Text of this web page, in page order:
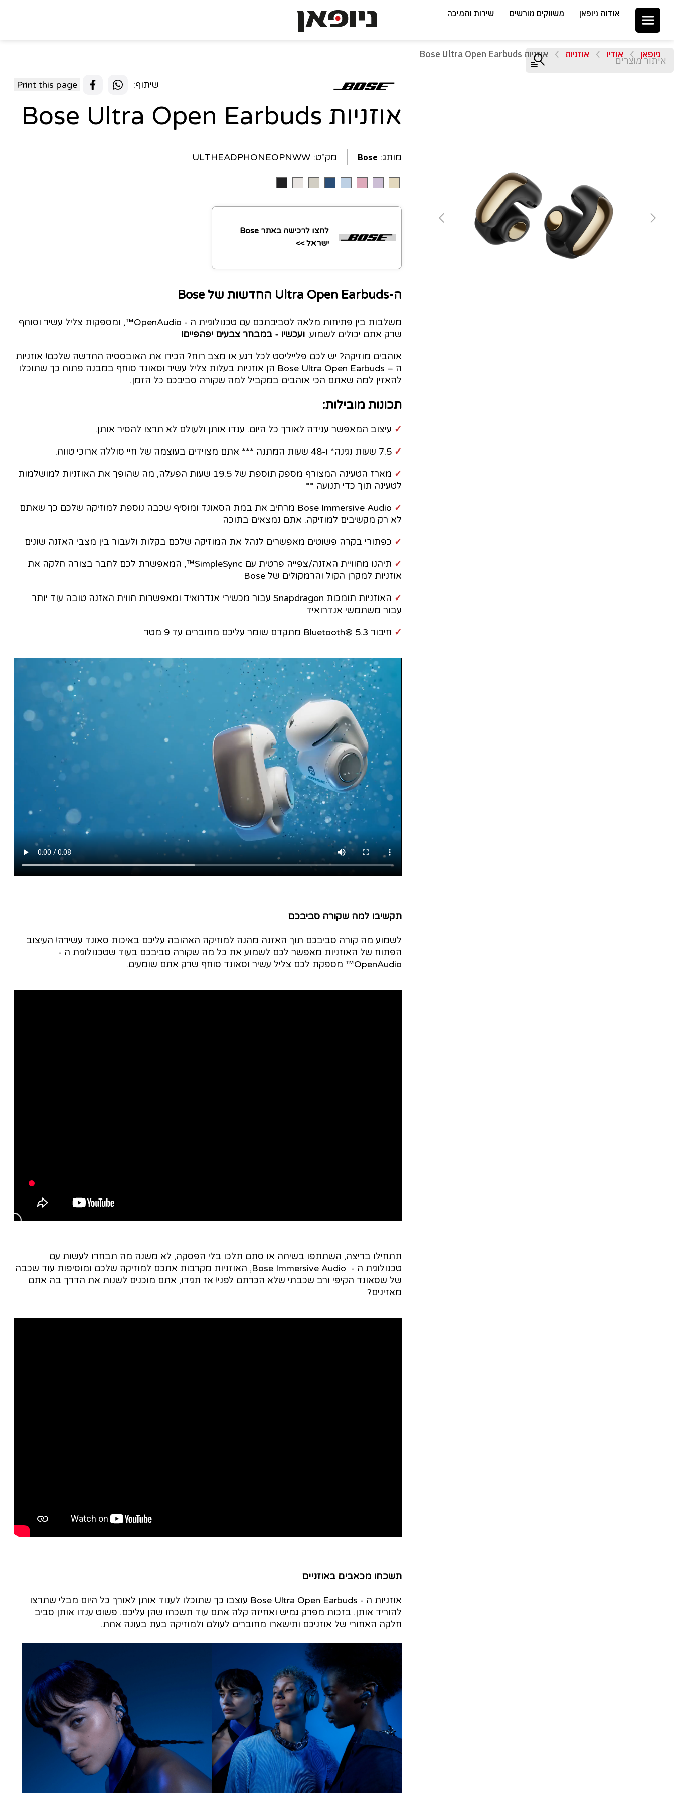
אודות ניופאן משווקים מורשים שירות ותמיכה
ניופאן אודיו אוזניות אוזניות Bose Ultra Open Earbuds
שיתוף: Print this page
אוזניות Bose Ultra Open Earbuds
מותג: Bose מק"ט: ULTHEADPHONEOPNWW
לחצו לרכישה באתר Bose
ישראל >>
ה-Ultra Open Earbuds החדשות של Bose
משלבות בין פתיחות מלאה לסביבתכם עם טכנולוגיית ה - OpenAudio™, ומספקות צליל עשיר וסוחף
שרק אתם יכולים לשמוע. ועכשיו - במבחר צבעים יפהפיים!
אוהבים מוזיקה? יש לכם פלייליסט לכל רגע או מצב רוח? הכירו את האובססיה החדשה שלכם! אוזניות
ה – Bose Ultra Open Earbuds הן אוזניות בעלות צליל עשיר וסאונד סוחף במבנה פתוח כך שתוכלו
להאזין למה שאתם הכי אוהבים במקביל למה שקורה סביבכם כל הזמן.
תכונות מובילות:
✓ עיצוב המאפשר ענידה לאורך כל היום. ענדו אותן ולעולם לא תרצו להסיר אותן.
✓ 7.5 שעות נגינה* ו-48 שעות המתנה *** אתם מצוידים בעוצמה של חיי סוללה ארוכי טווח.
✓
מארז הטעינה המצורף מספק תוספת של 19.5 שעות הפעלה, מה שהופך את האוזניות למושלמות
לטעינה תוך כדי תנועה **
✓
Bose Immersive Audio מרחיב את במת הסאונד ומוסיף שכבה נוספת למוזיקה שלכם כך שאתם
לא רק מקשיבים למוזיקה. אתם נמצאים בתוכה
✓ כפתורי בקרה פשוטים מאפשרים לנהל את המוזיקה שלכם בקלות ולעבור בין מצבי האזנה שונים
✓
תיהנו מחוויית האזנה/צפייה פרטית עם SimpleSync™, המאפשרת לכם לחבר בצורה חלקה את
אוזניות למקרן הקול והרמקולים של Bose
✓
האוזניות תומכות Snapdragon עבור מכשירי אנדרואיד ומאפשרות חווית האזנה טובה עוד יותר
עבור משתמשי אנדרואיד
✓ חיבור Bluetooth® 5.3 מתקדם שומר עליכם מחוברים עד 9 מטר
תקשיבו למה שקורה סביבכם
לשמוע מה קורה סביבכם תוך האזנה מהנה למוזיקה האהובה עליכם באיכות סאונד עשירה! העיצוב
הפתוח של האוזניות מאפשר לכם לשמוע את כל מה שקורה סביבכם בעוד שטכנולוגית ה -
OpenAudio™ מספקת לכם צליל עשיר וסאונד סוחף שרק אתם שומעים.
תתחילו בריצה, השתתפו בשיחה או סתם תלכו בלי הפסקה, לא משנה מה תבחרו לעשות עם
טכנולוגית ה - Bose Immersive Audio, האוזניות מקרבות אתכם למוזיקה שלכם ומוסיפות עוד שכבה
של שסאונד הקיפי ורב שכבתי שלא הכרתם לפני! אז תגידו, אתם מוכנים לשנות את הדרך בה אתם
מאזינים?
תשכחו מכאבים באוזניים
אוזניות ה - Bose Ultra Open Earbuds עוצבו כך שתוכלו לענוד אותן לאורך כל היום מבלי שתרצו
להוריד אותן. בזכות מפרק גמיש ואחיזה קלה אתם עוד תשכחו שהן עליכם. פשוט ענדו אותן סביב
חלקה האחורי של אוזניכם ותישארו מחוברים לעולם ולמוזיקה בעת בעונה אחת.